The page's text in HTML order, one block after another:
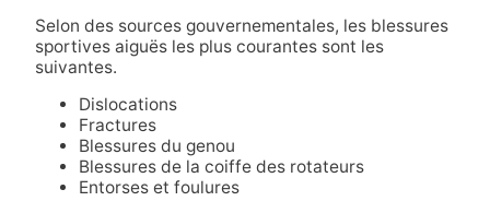
Selon des sources gouvernementales, les blessures
sportives aiguës les plus courantes sont les
suivantes.
Dislocations
Fractures
Blessures du genou
Blessures de la coiffe des rotateurs
Entorses et foulures